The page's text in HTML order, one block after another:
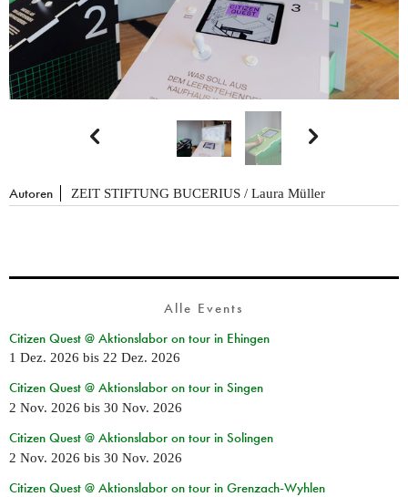
 
Autoren ZEIT STIFTUNG BUCERIUS / Laura Müller
Alle Events
Citizen Quest @ Aktionslabor on tour in Ehingen
1 Dez. 2026 bis 22 Dez. 2026
Citizen Quest @ Aktionslabor on tour in Singen
2 Nov. 2026 bis 30 Nov. 2026
Citizen Quest @ Aktionslabor on tour in Solingen
2 Nov. 2026 bis 30 Nov. 2026
Citizen Quest @ Aktionslabor on tour in Grenzach-Wyhlen